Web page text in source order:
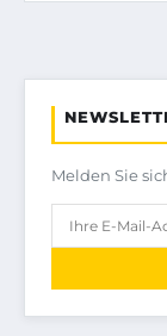
Melden Sie